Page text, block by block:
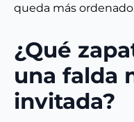
queda más
¿Qué
una falda
invitada?